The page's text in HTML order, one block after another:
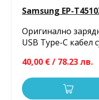
Samsung EP-
Оригинално
USB Type-C кабел
40,00 € / 78.23 лв.